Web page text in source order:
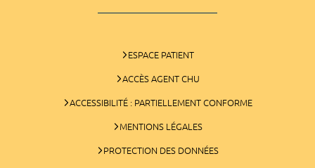
ESPACE PATIENT
ACCÈS AGENT CHU
ACCESSIBILITÉ : PARTIELLEMENT CONFORME
MENTIONS LÉGALES
PROTECTION DES DONNÉES